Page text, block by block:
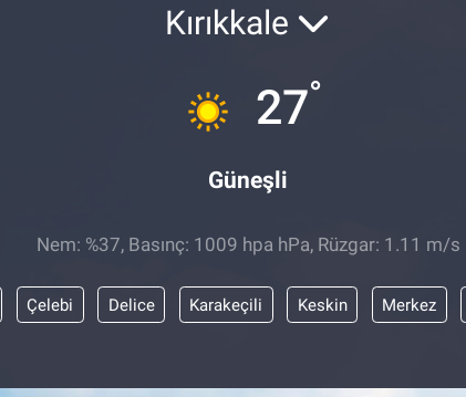
Kırıkkale
27°
Güneşli
Nem: %37, Basınç: 1009 hpa hPa, Rüzgar: 1.11 m/s
Çelebi Delice Karakeçili Keskin Merkez